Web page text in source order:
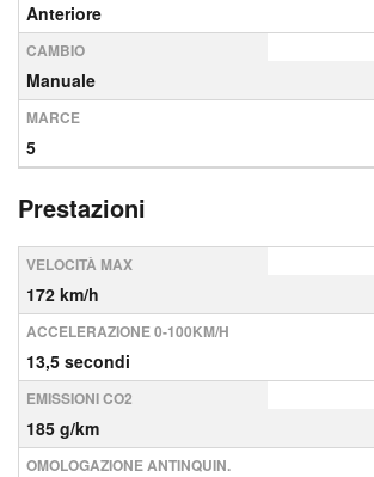
Anteriore
CAMBIO
Manuale
MARCE
5
Prestazioni
VELOCITÀ MAX
172 km/h
ACCELERAZIONE 0-100KM/H
13,5 secondi
EMISSIONI CO2
185 g/km
OMOLOGAZIONE ANTINQUIN.